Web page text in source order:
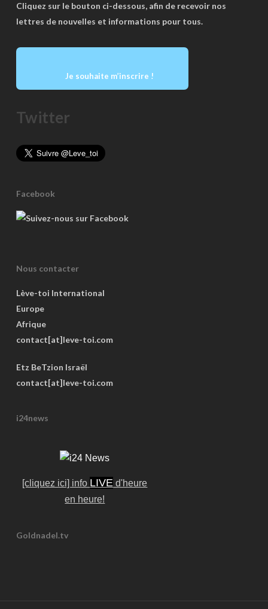
Cliquez sur le bouton ci-dessous, afin de recevoir nos
lettres de nouvelles et informations pour tous.
Je souhaite m’inscrire !
Twitter
Facebook
Nous contacter
Lève-toi International
Europe
Afrique
contact[at]leve-toi.com
Etz BeTzion Israël
contact[at]leve-toi.com
i24news
[cliquez ici] info LIVE d'heure
en heure!
Goldnadel.tv